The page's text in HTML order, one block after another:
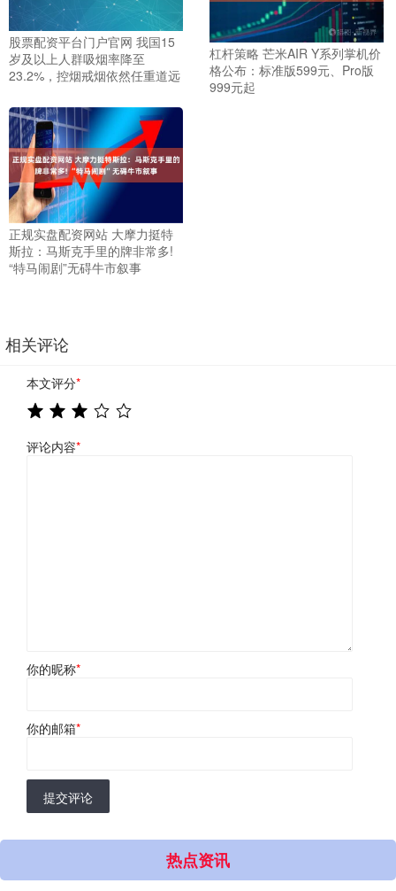
股票配资平台门户官网 我国15
岁及以上人群吸烟率降至
23.2%，控烟戒烟依然任重道远
杠杆策略 芒米AIR Y系列掌机价
格公布：标准版599元、Pro版
999元起
正规实盘配资网站 大摩力挺特
斯拉：马斯克手里的牌非常多!
“特马闹剧”无碍牛市叙事
相关评论
本文评分*
评论内容*
你的昵称*
你的邮箱*
提交评论
热点资讯